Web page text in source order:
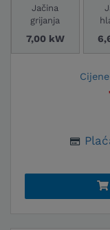
Jačina
grijanja
7,00 kW